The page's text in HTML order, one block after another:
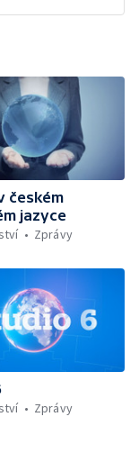
českém
jazyce
Zprávy
Zprávy